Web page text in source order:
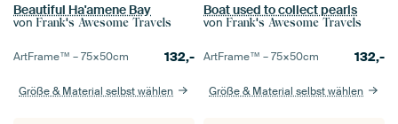
Beautiful Ha'amene Bay
von Frank's Awesome Travels
ArtFrame™ –75×50cm 132,-
Größe & Material selbst wählen
Boat used to collect pearls
von Frank's Awesome Travels
ArtFrame™ –75×50cm 132,-
Größe & Material selbst wählen